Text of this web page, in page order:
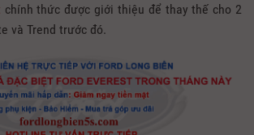
chính thức được giới thiệu để thay thế cho 2
và Trend trước đó.